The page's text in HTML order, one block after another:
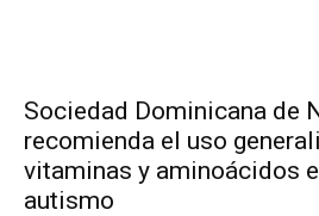
Sociedad Dominicana de
recomienda el uso
vitaminas y aminoácidos
autismo